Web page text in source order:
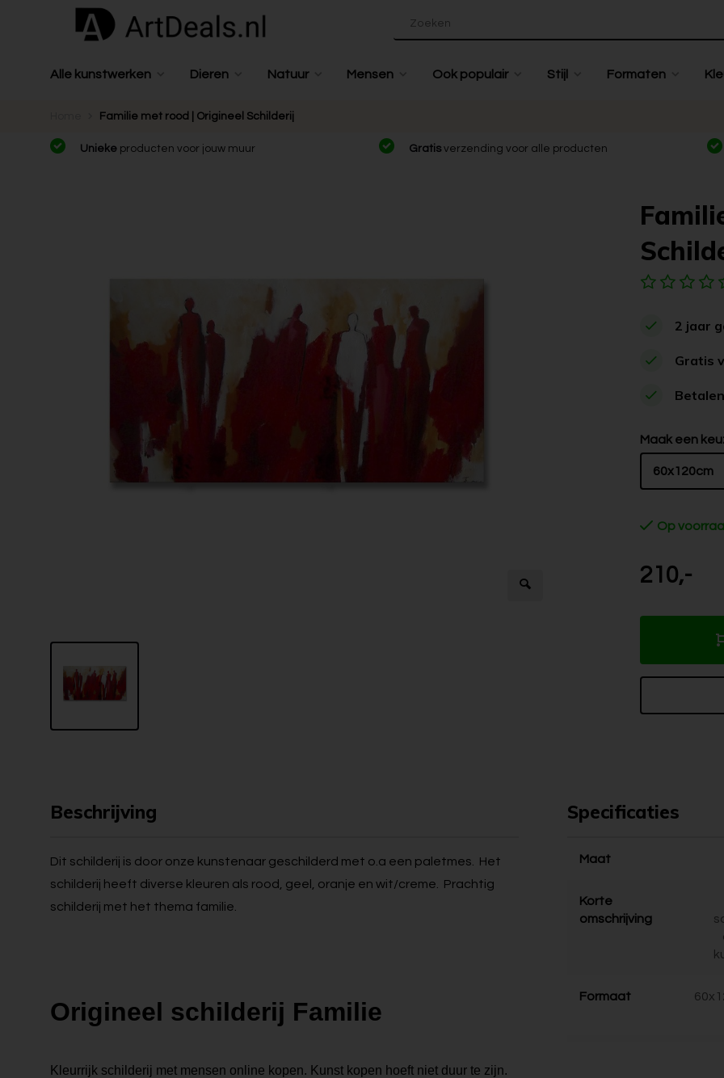
Alle kunstwerken Dieren Natuur Mensen Ook populair Stijl Formaten
Familie met rood | Origineel Schilderij
Unieke producten voor jouw muur Gratisverzending voor alle producten
2 jaar
Gratis
Maak een
60x120cm
Op
210,-
Beschrijving
Dit schilderij is door onze kunstenaar geschilderd met o.a een paletmes. Het
schilderij heeft diverse kleuren als rood, geel, oranje en wit/creme. Prachtig
schilderij met het thema familie.
Origineel schilderij Familie
Kleurrijk schilderij met mensen online kopen. Kunst kopen hoeft niet duur te zijn.
Specificaties
Maat
Korte
omschrijving
Formaat